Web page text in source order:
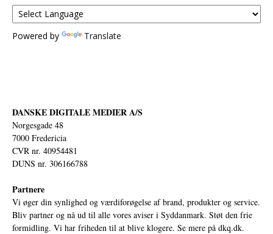
Powered by Translate
DANSKE DIGITALE MEDIER A/S
Norgesgade 48
7000 Fredericia
CVR nr. 40954481
DUNS nr. 306166788
Partnere
Vi øger din synlighed og værdiforøgelse af brand, produkter og service.
Bliv partner og nå ud til alle vores aviser i Syddanmark. Støt den frie
formidling. Vi har friheden til at blive klogere. Se mere på dkq.dk.